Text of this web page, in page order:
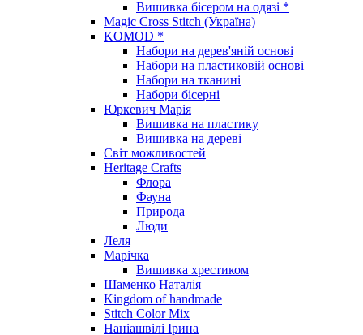
Вишивка бісером на одязі *
Magic Cross Stitch (Україна)
KOMOD *
Набори на дерев'яній основі
Набори на пластиковій основі
Набори на тканині
Набори бісерні
Юркевич Марія
Вишивка на пластику
Вишивка на дереві
Світ можливостей
Heritage Crafts
Флора
Фауна
Природа
Люди
Леля
Марічка
Вишивка хрестиком
Шаменко Наталія
Kingdom of handmade
Stitch Color Mix
Наніашвілі Ірина